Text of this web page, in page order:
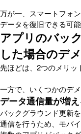
万が一、スマートフォ
データを復旧できる可
アプリのバッ
した場合のデ
先ほどは、2つのメリッ
一方で、いくつかのデ
データ通信量が増
バックグラウンド更新
通信を行うため、モバ